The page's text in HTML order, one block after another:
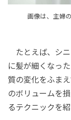
画像は、主婦
たとえば、シ
に髪が細くなっ
質の変化をふま
のボリュームを
るテクニックを